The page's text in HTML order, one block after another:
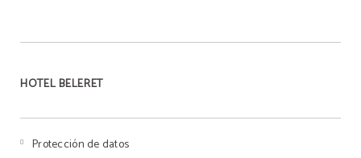
HOTEL BELERET
Protección de datos